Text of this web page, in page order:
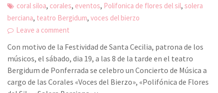
coral siloa, corales, eventos, Polifonica de flores del sil,solera
berciana, teatro Bergidum,voces del bierzo
Leave a comment
Con motivo de la Festividad de Santa Cecilia, patrona de los
músicos, el sábado, dia 19, a las 8 de la tarde en el teatro
Bergidum de Ponferrada se celebro un Concierto de Música a
cargo de las Corales «Voces del Bierzo», «Polifónica de Flores